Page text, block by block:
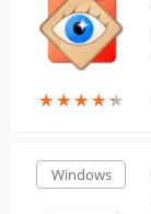
★★★★★
★★★★★
Windows